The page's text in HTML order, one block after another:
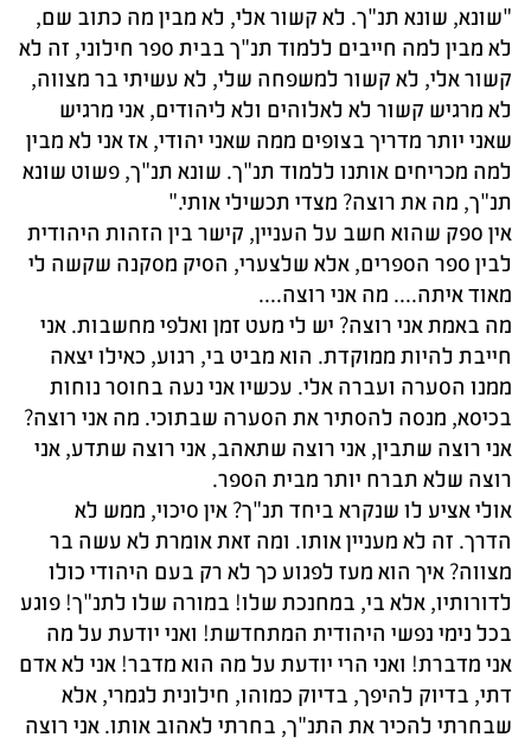
"שונא, שונא תנ"ך. לא קשור אלי, לא מבין מה כתוב שם,
לא מבין למה חייבים ללמוד תנ"ך בבית ספר חילוני, זה לא
קשור אלי, לא קשור למשפחה שלי, לא עשיתי בר מצווה,
לא מרגיש קשור לא לאלוהים ולא ליהודים, אני מרגיש
שאני יותר מדריך בצופים ממה שאני יהודי, אז אני לא מבין
למה מכריחים אותנו ללמוד תנ"ך. שונא תנ"ך, פשוט שונא
תנ"ך, מה את רוצה? מצדי תכשילי אותי."
אין ספק שהוא חשב על העניין, קישר בין הזהות היהודית
לבין ספר הספרים, אלא שלצערי, הסיק מסקנה שקשה לי
מאוד איתה.... מה אני רוצה....
מה באמת אני רוצה? יש לי מעט זמן ואלפי מחשבות. אני
חייבת להיות ממוקדת. הוא מביט בי, רגוע, כאילו יצאה
ממנו הסערה ועברה אלי. עכשיו אני נעה בחוסר נוחות
בכיסא, מנסה להסתיר את הסערה שבתוכי. מה אני רוצה?
אני רוצה שתבין, אני רוצה שתאהב, אני רוצה שתדע, אני
רוצה שלא תברח יותר מבית הספר.
אולי אציע לו שנקרא ביחד תנ"ך? אין סיכוי, ממש לא
הדרך. זה לא מעניין אותו. ומה זאת אומרת לא עשה בר
מצווה? איך הוא מעז לפגוע כך לא רק בעם היהודי כולו
לדורותיו, אלא בי, במחנכת שלו! במורה שלו לתנ"ך! פוגע
בכל נימי נפשי היהודית המתחדשת! ואני יודעת על מה
אני מדברת! ואני הרי יודעת על מה הוא מדבר! אני לא אדם
דתי, בדיוק להיפך, בדיוק כמוהו, חילונית לגמרי, אלא
שבחרתי להכיר את התנ"ך, בחרתי לאהוב אותו. אני רוצה